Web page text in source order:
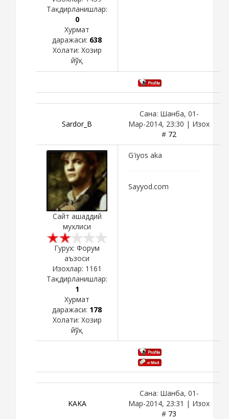
Тақдирланишлар:
0
Хурмат
даражаси: 638
Холати: Хозир
йўқ
Sardor_B
Сана: Шанба, 01-
Мар-2014, 23:30 | Изох
# 72
Сайт ашаддий
мухлиси
Гурух: Форум
аъзоси
Изохлар: 1161
Тақдирланишлар:
1
Хурмат
даражаси: 178
Холати: Хозир
йўқ
G'iyos aka
Sayyod.com
KAKA
Сана: Шанба, 01-
Мар-2014, 23:31 | Изох
# 73